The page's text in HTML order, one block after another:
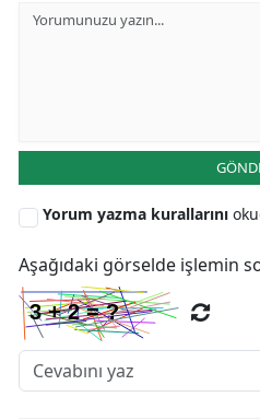
Yorum yazma kurallarını
Aşağıdaki görselde işlemin